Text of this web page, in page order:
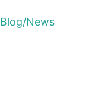
Blog/News